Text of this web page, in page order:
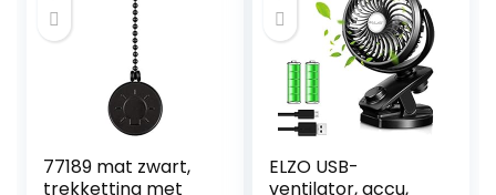
77189 mat zwart,
trekketting met
ELZO USB-
ventilator, accu,